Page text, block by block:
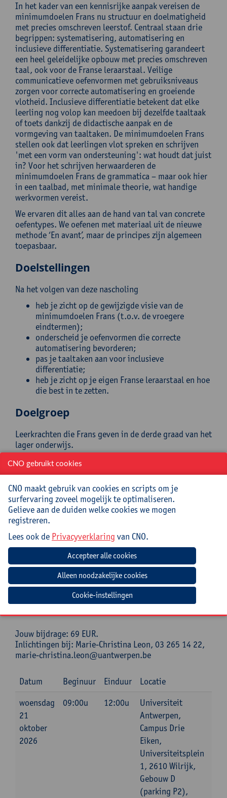
In het kader van een kennisrijke aanpak vereisen de
minimumdoelen Frans nu structuur en doelmatigheid
met precies omschreven leerstof. Centraal staan drie
begrippen: systematisering, automatisering en
inclusieve differentiatie. Systematisering garandeert
een heel geleidelijke opbouw met precies omschreven
taal, ook voor de Franse leraarstaal. Veilige
communicatieve oefenvormen met gebruiksniveaus
zorgen voor correcte automatisering en groeiende
vlotheid. Inclusieve differentiatie betekent dat elke
leerling nog volop kan meedoen bij dezelfde taaltaak
of toets dankzij de didactische aanpak en de
vormgeving van taaltaken. De minimumdoelen Frans
stellen ook dat leerlingen vlot spreken en schrijven
'met een vorm van ondersteuning': wat houdt dat juist
in? Voor het schrijven herwaarderen de
minimumdoelen Frans de grammatica – maar ook hier
in een taalbad, met minimale theorie, wat handige
werkvormen vereist.
We ervaren dit alles aan de hand van tal van concrete
oefentypes. We oefenen met materiaal uit de nieuwe
methode ‘En avant’, maar de principes zijn algemeen
toepasbaar.
Doelstellingen
Na het volgen van deze nascholing
heb je zicht op de gewijzigde visie van de
minimumdoelen Frans (t.o.v. de vroegere
eindtermen);
onderscheid je oefenvormen die correcte
automatisering bevorderen;
pas je taaltaken aan voor inclusieve
differentiatie;
heb je zicht op je eigen Franse leraarstaal en hoe
die best in te zetten.
Doelgroep
Leerkrachten die Frans geven in de derde graad van het
lager onderwijs.
Begeleiding
Wilfried Decoo, emeritus hoogleraar taaldidactiek,
spreekt vanuit vele jaren onderwijspraktijk en
onderzoek, van het lager tot het hoger onderwijs, in
België en in de Verenigde Staten. Hij is ook de auteur
van methodes Frans die al vele jaren in het lager
onderwijs succesvol gebruikt worden.
Praktisch
Cursuscode:26/LAG/234A
Syllabus inbegrepen
Jouw bijdrage: 69 EUR.
Inlichtingen bij: Marie-Christina Leon, 03 265 14 22,
marie-christina.leon@uantwerpen.be
Datum Beginuur Einduur
Locatie
woensdag
21
oktober
2026
09:00u 12:00u
Universiteit
Antwerpen,
Campus Drie
Eiken,
Universiteitsplein
1, 2610 Wilrijk,
Gebouw D
(parking P2),
CNO gebruikt cookies
CNO maakt gebruik van cookies en scripts om je
surfervaring zoveel mogelijk te optimaliseren.
Gelieve aan de duiden welke cookies we mogen
registreren.
Lees ook de Privacyverklaring van CNO.
Cookie-instellingen